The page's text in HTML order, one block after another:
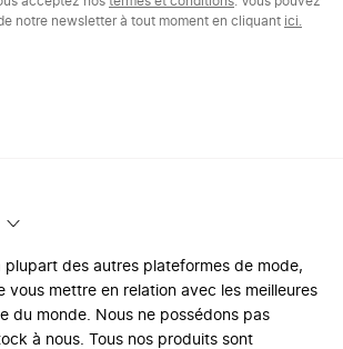
notre newsletter à tout moment en cliquant ici.
plupart des autres plateformes de mode,
vous mettre en relation avec les meilleures
du monde. Nous ne possédons pas
à nous. Tous nos produits sont